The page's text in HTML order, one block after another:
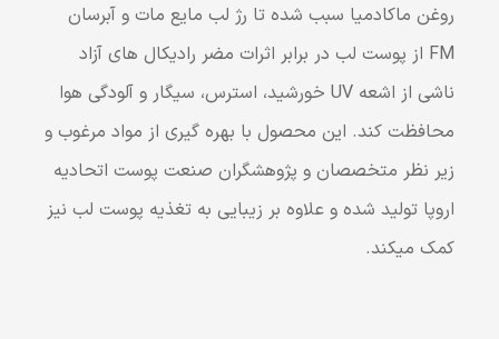
روغن ماکادمیا سبب شده تا رژ لب مایع مات و آبرسان
FM از پوست لب در برابر اثرات مضر رادیکال های آزاد
ناشی از اشعه UV خورشید، استرس، سیگار و آلودگی هوا
محافظت کند. این محصول با بهره گیری از مواد مرغوب و
زیر نظر متخصصان و پژوهشگران صنعت پوست اتحادیه
اروپا تولید شده و علاوه بر زیبایی به تغذیه پوست لب نیز
کمک میکند.